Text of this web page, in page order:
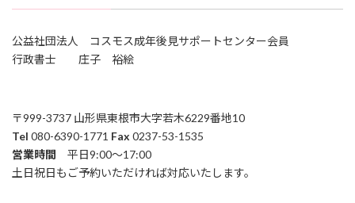
公益社団法人 コスモス成年後見サポートセンター会員
行政書士 庄子 裕絵
〒999-3737 山形県東根市大字若木6229番地10
Tel 080-6390-1771 Fax 0237-53-1535
営業時間 平日9:00～17:00
土日祝日もご予約いただければ対応いたします。